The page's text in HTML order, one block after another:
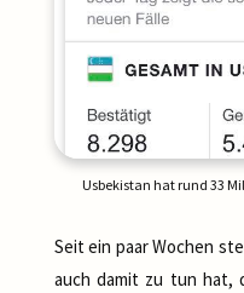
Usbekistan hat rund 33
Seit ein paar Wochen
auch damit zu tun hat,